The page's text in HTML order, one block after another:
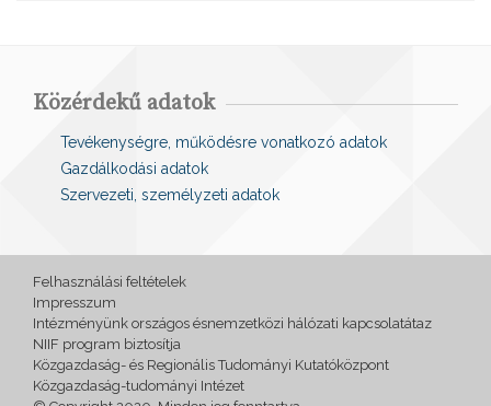
Közérdekű adatok
Tevékenységre, működésre vonatkozó adatok
Gazdálkodási adatok
Szervezeti, személyzeti adatok
Felhasználási feltételek
Impresszum
Intézményünk országos ésnemzetközi hálózati kapcsolatátaz
NIIF program biztosítja
Közgazdaság- és Regionális Tudományi Kutatóközpont
Közgazdaság-tudományi Intézet